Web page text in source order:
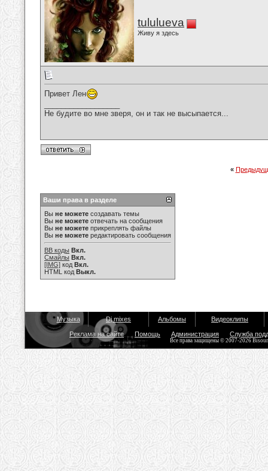
tululueva
Живу я здесь
Привет Лен
Не будите во мне зверя, он и так не высыпается...
«
Ваши права в разделе
Вы не можете создавать темы
Вы не можете отвечать на сообщения
Вы не можете прикреплять файлы
Вы не можете редактировать сообщения
BB коды Вкл.
Смайлы Вкл.
[IMG] код Вкл.
HTML код Выкл.
Музыка Dj mixes Альбомы Видеоклипы
Реклама на сайте Помощь Администрация Служба
Все права защищены © 2007-2026